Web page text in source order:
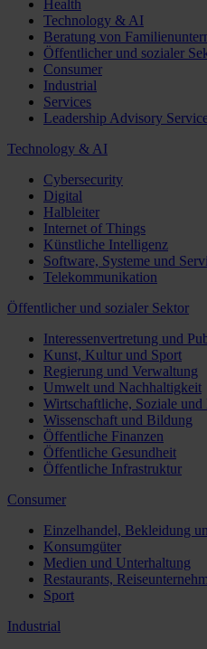
Health
Technology & AI
Beratung von
Öffentlicher und sozialer
Consumer
Industrial
Services
Leadership Advisory
Technology & AI
Cybersecurity
Digital
Halbleiter
Internet of Things
Künstliche Intelligenz
Software, Systeme und
Telekommunikation
Öffentlicher und sozialer Sektor
Interessenvertretung und
Kunst, Kultur und Sport
Regierung und Verwaltung
Umwelt und Nachhaltigkeit
Wirtschaftliche, Soziale
Wissenschaft und Bildung
Öffentliche Finanzen
Öffentliche Gesundheit
Öffentliche Infrastruktur
Consumer
Einzelhandel, Bekleidung
Konsumgüter
Medien und Unterhaltung
Restaurants,
Sport
Industrial